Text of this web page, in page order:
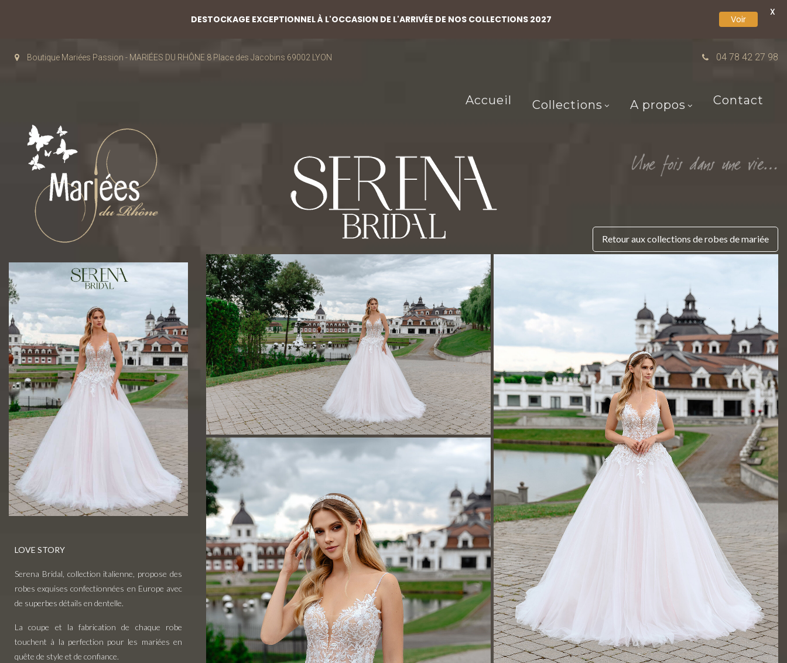
Boutique Mariées Passion - MARIÉES DU RHÔNE 8 Place des Jacobins 69002 LYON 04 78 42 27 98
Accueil Collections A propos Contact
LOVE STORY
Serena Bridal, collection italienne, propose des
robes exquises confectionnées en Europe avec
de superbes détails en dentelle.
La coupe et la fabrication de chaque robe
touchent à la perfection pour les mariées en
quête de style et de confiance.
Retour aux collections de robes de mariée
DESTOCKAGE EXCEPTIONNEL À L'OCCASION DE L'ARRIVÉE DE NOS COLLECTIONS 2027 Voir
X